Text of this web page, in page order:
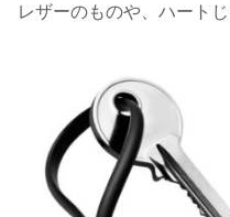
レザーのものや、ハート